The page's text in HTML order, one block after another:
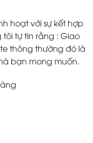
hoạt với sự kết hợp
tôi tự tin rằng : Giao
thông thường đó là
bạn mong muốn.